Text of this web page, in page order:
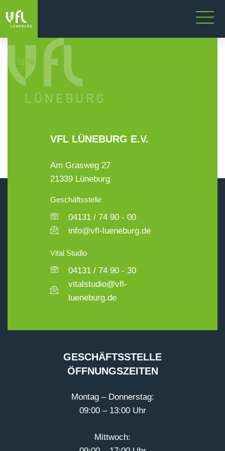
VFL LÜNEBURG E.V.
Am Grasweg 27
21339 Lüneburg
Geschäftsstelle
04131 / 74 90 - 00
info@vfl-lueneburg.de
Vital Studio
04131 / 74 90 - 30
vitalstudio@vfl-
lueneburg.de
GESCHÄFTSSTELLE
ÖFFNUNGSZEITEN
Montag – Donnerstag:
09:00 – 13:00 Uhr
Mittwoch: